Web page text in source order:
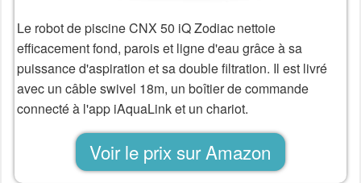
Le robot de piscine CNX 50 iQ Zodiac nettoie
efficacement fond, parois et ligne d'eau grâce à sa
puissance d'aspiration et sa double filtration. Il est livré
avec un câble swivel 18m, un boîtier de commande
connecté à l'app iAquaLink et un chariot.
Voir le prix sur Amazon